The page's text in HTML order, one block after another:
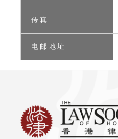
传 真
电 邮 地 址